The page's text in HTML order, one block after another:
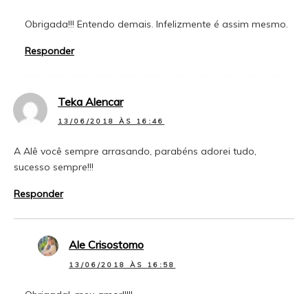
Obrigada!!! Entendo demais. Infelizmente é assim mesmo.
Responder
Teka Alencar
13/06/2018 ÀS 16:46
A Alê você sempre arrasando, parabéns adorei tudo,
sucesso sempre!!!
Responder
Ale Crisostomo
13/06/2018 ÀS 16:58